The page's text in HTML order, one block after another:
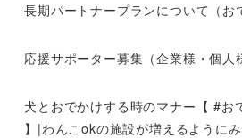
長期パートナープランについて（お
応援サポーター募集（企業様・個人
犬とおでかけする時のマナー【 #お
】|わんこokの施設が増えるように